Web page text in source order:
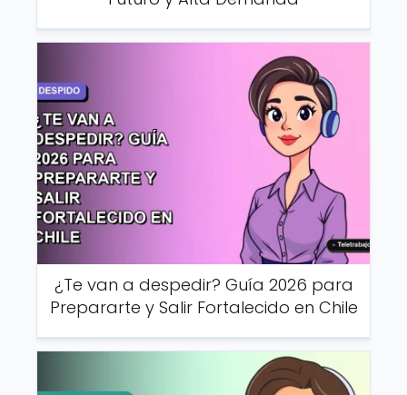
¿Te van a despedir? Guía 2026 para
Prepararte y Salir Fortalecido en Chile